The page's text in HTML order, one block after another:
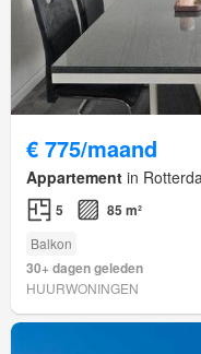
€ 775/maand
Appartement in
5 85 m²
Balkon
30+ dagen geleden
HUURWONINGEN